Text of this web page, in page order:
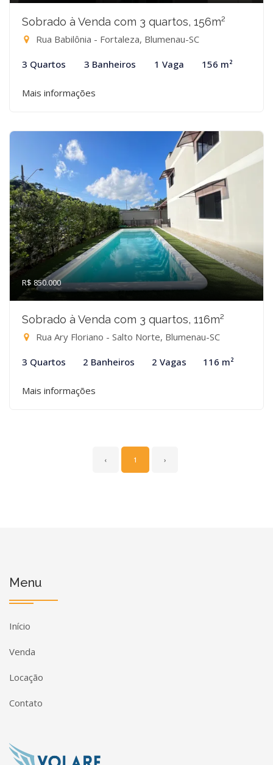
Sobrado à Venda com 3 quartos, 156m²
Rua Babilônia - Fortaleza, Blumenau-SC
3 Quartos 3 Banheiros 1 Vaga 156 m²
Mais informações
R$ 850.000
Sobrado à Venda com 3 quartos, 116m²
Rua Ary Floriano - Salto Norte, Blumenau-SC
3 Quartos 2 Banheiros 2 Vagas 116 m²
Mais informações
‹ 1 ›
Menu
Início
Venda
Locação
Contato
Página inicial